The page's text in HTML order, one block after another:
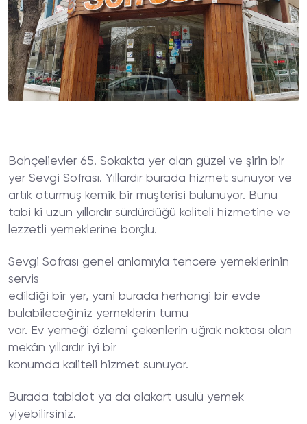
Bahçelievler 65. Sokakta yer alan güzel ve şirin bir
yer Sevgi Sofrası. Yıllardır burada hizmet sunuyor ve
artık oturmuş kemik bir müşterisi bulunuyor. Bunu
tabi ki uzun yıllardır sürdürdüğü kaliteli hizmetine ve
lezzetli yemeklerine borçlu.
Sevgi Sofrası genel anlamıyla tencere yemeklerinin
servis
edildiği bir yer, yani burada herhangi bir evde
bulabileceğiniz yemeklerin tümü
var. Ev yemeği özlemi çekenlerin uğrak noktası olan
mekân yıllardır iyi bir
konumda kaliteli hizmet sunuyor.
Burada tabldot ya da alakart usulü yemek
yiyebilirsiniz.